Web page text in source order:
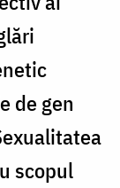
de gen
scopul